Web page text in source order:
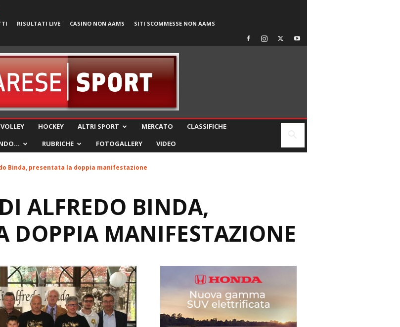
RISULTATI LIVE CASINO NON AAMS SITI SCOMMESSE NON AAMS
HOCKEY ALTRI SPORT MERCATO
CLASSIFICHE
RUBRICHE FOTOGALLERY VIDEO
Binda, presentata la doppia manifestazione
ALFREDO BINDA,
DOPPIA MANIFESTAZIONE